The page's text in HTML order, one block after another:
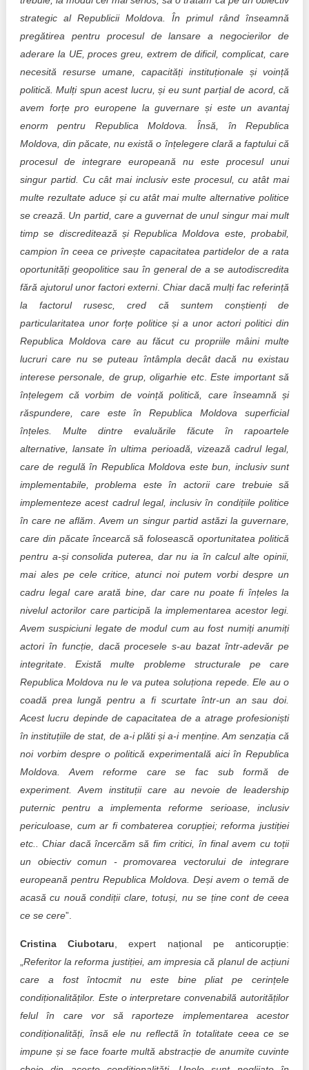
strategic al Republicii Moldova. În primul rând înseamnă
pregătirea pentru procesul de lansare a negocierilor de
aderare la UE, proces greu, extrem de dificil, complicat, care
necesită resurse umane, capacități instituționale și voință
politică. Mulți spun acest lucru, și eu sunt parțial de acord, că
avem forțe pro europene la guvernare și este un avantaj
enorm pentru Republica Moldova. Însă, în Republica
Moldova, din păcate, nu există o înțelegere clară a faptului că
procesul de integrare europeană nu este procesul unui
singur partid.
Cu cât mai inclusiv este procesul, cu atât mai
multe rezultate aduce și cu atât mai multe alternative politice
se crează
Un partid, care a guvernat de unul singur mai mult
timp se discreditează și Republica Moldova este, probabil,
campion în ceea ce privește capacitatea partidelor de a rata
oportunități geopolitice sau în general de a se autodiscredita
fără ajutorul unor factori externi.Chiar dacă mulți fac referință
la factorul rusesc, cred că suntem conștienți de
particularitatea unor forțe politice și a unor actori politici din
Republica Moldova care au făcut cu propriile mâini multe
lucruri care nu se puteau întâmpla decât dacă nu existau
interese personale, de grup, oligarhie etc.Este important să
înțelegem că vorbim de voință politică, care înseamnă și
răspundere, care este în Republica Moldova superficial
înțeles.
Multe dintre evaluările făcute în rapoartele
alternative, lansate în ultima perioadă, vizează cadrul legal,
care de regulă în Republica Moldova este bun, inclusiv sunt
implementabile, problema este în actorii care trebuie să
implementeze acest cadrul legal, inclusiv în condițiile politice
în care ne aflăm .Avem un singur partid astăzi la guvernare,
care din păcate încearcă să folosească oportunitatea politică
pentru a-și consolida puterea, dar nu ia în calcul alte opinii,
mai ales pe cele critice, atunci noi putem vorbi despre un
cadru legal care arată bine, dar care nu poate fi înțeles la
nivelul actorilor care participă la implementarea acestor legi.
Avem suspiciuni legate de modul cum au fost numiți anumiți
actori în funcție, dacă procesele s-au bazat într-adevăr pe
integritate.Există multe probleme structurale pe care
Republica Moldova nu le va putea soluționa repede. Ele au o
coadă prea lungă pentru a fi scurtate într-un an sau doi.
Acest lucru depinde de capacitatea de a atrage profesioniști
în instituțiile de stat, de a-i plăti și a-i menține. Am senzația că
noi vorbim despre o politică experimentală aici în Republica
Moldova. Avem reforme care se fac sub formă de
experiment.
Avem instituții care au nevoie de leadership
puternic pentru a implementa reforme serioase, inclusiv
periculoase, cum ar fi combaterea corupției; reforma justiției
etc.. Chiar dacă încercăm să fim critici, în final avem cu toții
un obiectiv comun - promovarea vectorului de integrare
europeană pentru Republica Moldova. Deși avem o temă de
acasă cu nouă condiții clare, totuși, nu se ține cont de ceea
ce se cere”.
Cristina Ciubotaru , expert național pe anticorupție:
Referitor la reforma justiției, am impresia că planul de acțiuni
care a fost întocmit nu este bine pliat pe cerințele
condiționalităților. Este o interpretare convenabilă autorităților
felul în care vor să raporteze implementarea acestor
condiționalități, însă ele nu reflectă în totalitate ceea ce se
impune și se face foarte multă abstracție de anumite cuvinte